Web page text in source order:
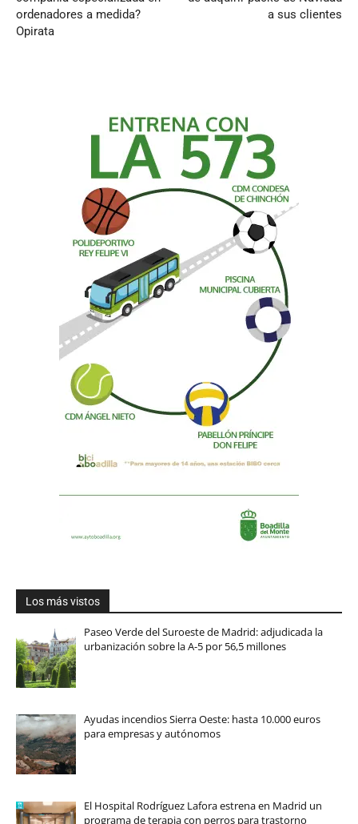
ordenadores a medida?
Opirata
a sus clientes
Los más vistos
Paseo Verde del Suroeste de Madrid: adjudicada la
urbanización sobre la A-5 por 56,5 millones
Ayudas incendios Sierra Oeste: hasta 10.000 euros
para empresas y autónomos
El Hospital Rodríguez Lafora estrena en Madrid un
programa de terapia con perros para trastorno